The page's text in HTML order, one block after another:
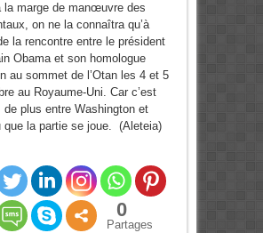
la marge de manœuvre des
on ne la connaîtra qu’à
la rencontre entre le président
Obama et son homologue
au sommet de l’Otan les 4 et 5
au Royaume-Uni. Car c’est
de plus entre Washington et
que la partie se joue. (Aleteia)
0
Partages